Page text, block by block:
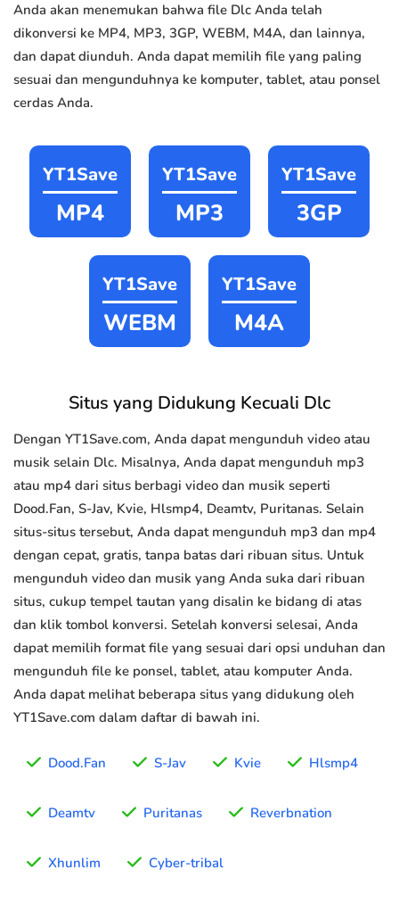
Anda akan menemukan bahwa file Dlc Anda telah
dikonversi ke MP4, MP3, 3GP, WEBM, M4A, dan lainnya,
dan dapat diunduh. Anda dapat memilih file yang paling
sesuai dan mengunduhnya ke komputer, tablet, atau ponsel
cerdas Anda.
YT1Save
MP4
YT1Save
MP3
YT1Save
3GP
YT1Save
WEBM
YT1Save
M4A
Situs yang Didukung Kecuali Dlc
Dengan YT1Save.com, Anda dapat mengunduh video atau
musik selain Dlc. Misalnya, Anda dapat mengunduh mp3
atau mp4 dari situs berbagi video dan musik seperti
Dood.Fan, S-Jav, Kvie, Hlsmp4, Deamtv, Puritanas. Selain
situs-situs tersebut, Anda dapat mengunduh mp3 dan mp4
dengan cepat, gratis, tanpa batas dari ribuan situs. Untuk
mengunduh video dan musik yang Anda suka dari ribuan
situs, cukup tempel tautan yang disalin ke bidang di atas
dan klik tombol konversi. Setelah konversi selesai, Anda
dapat memilih format file yang sesuai dari opsi unduhan dan
mengunduh file ke ponsel, tablet, atau komputer Anda.
Anda dapat melihat beberapa situs yang didukung oleh
YT1Save.com dalam daftar di bawah ini.
Dood.Fan S-Jav Kvie Hlsmp4
Deamtv Puritanas Reverbnation
Xhunlim Cyber-tribal